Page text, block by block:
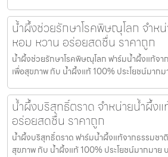
น้ำผึ้งช่วยรักษาโรคพิษณุโลก จำห
หอม หวาน อร่อยสดชื่น ราคาถูก
น้ำผึ้งช่วยรักษาโรคพิษณุโลก ฟาร์มน้ำผึ้งแท้จา
เพื่อสุขภาพ กับ น้ำผึ้งแท้ 100% ประโยชน์มากม
น้ำผึ้งบริสุทธิ์ตราด จำหน่ายน้ำผึ้ง
อร่อยสดชื่น ราคาถูก
น้ำผึ้งบริสุทธิ์ตราด ฟาร์มน้ำผึ้งแท้จากธรรมชา
สุขภาพ กับ น้ำผึ้งแท้ 100% ประโยชน์มากมาย